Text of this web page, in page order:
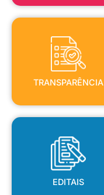
TRANSPARÊNCIA
TRANSPARÊNCIA
EDITAIS
EDITAIS